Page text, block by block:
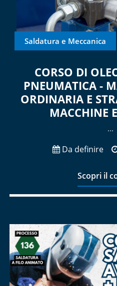
Saldatura e Meccanica
CORSO DI
PNEUMATICA -
ORDINARIA E
MACCHINE
...
Da definire
Scopri il